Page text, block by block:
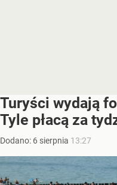
Turyści wydają
Tyle płacą za
Dodano: 6 sierpnia 13:27